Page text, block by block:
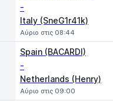
-
Italy (SneG1r41k)
Αύριο στις 08:44
Spain (BACARDI)
-
Netherlands (Henry)
Αύριο στις 09:00